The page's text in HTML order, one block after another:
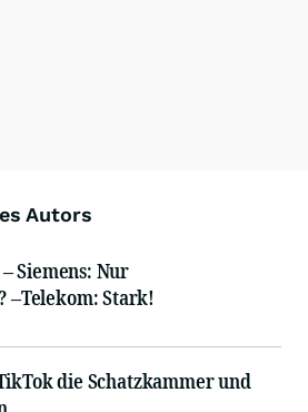
Autors
Siemens: Nur
–Telekom: Stark!
die Schatzkammer und